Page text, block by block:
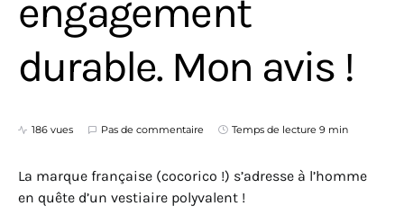
engagement
durable. Mon avis !
186 vues Pas de commentaire Temps de lecture 9 min
La marque française (cocorico !) s’adresse à l’homme
en quête d’un vestiaire polyvalent !